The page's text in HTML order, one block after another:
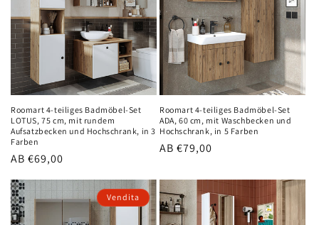
Roomart 4-teiliges Badmöbel-Set
LOTUS, 75 cm, mit rundem
Aufsatzbecken und Hochschrank, in 3
Farben
Normaler
AB €69,00
Roomart 4-teiliges Badmöbel-Set
ADA, 60 cm, mit Waschbecken und
Hochschrank, in 5 Farben
Normaler
AB €79,00
Vendita